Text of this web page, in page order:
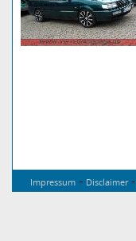
Impressum - Disclaimer-